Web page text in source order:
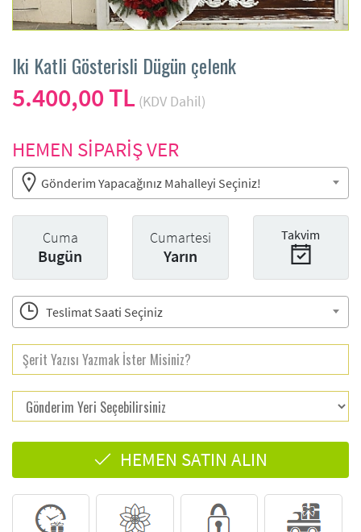
Iki Katli Gösterisli Dügün çelenk
5.400,00 TL (KDV Dahil)
HEMEN SİPARİŞ VER
Gönderim Yapacağınız Mahalleyi Seçiniz!
Cuma
Bugün
Cumartesi
Yarın
Takvim
Teslimat Saati Seçiniz
HEMEN SATIN ALIN